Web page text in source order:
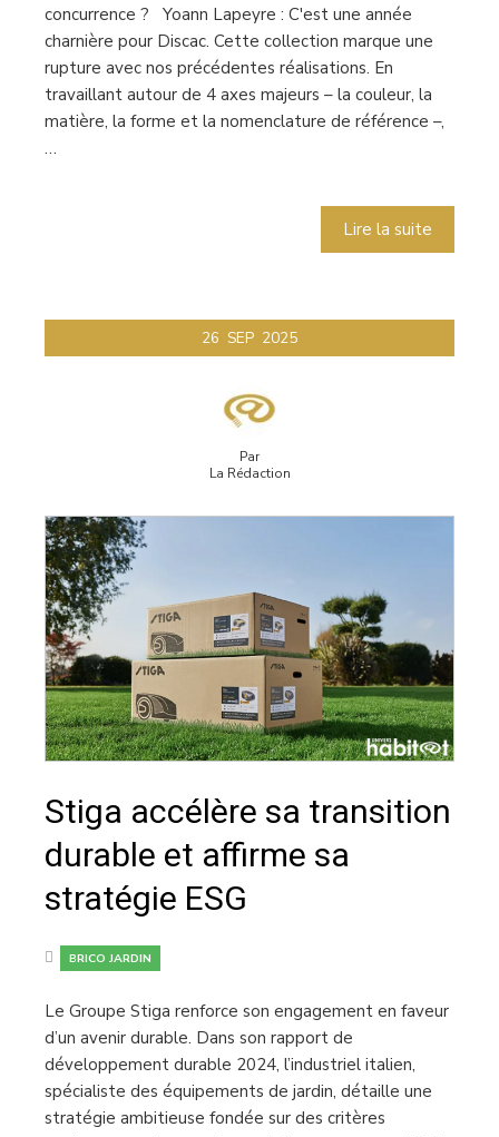
concurrence ? Yoann Lapeyre : C'est une année
charnière pour Discac. Cette collection marque une
rupture avec nos précédentes réalisations. En
travaillant autour de 4 axes majeurs – la couleur, la
matière, la forme et la nomenclature de référence –,
…
Lire la suite
26 SEP 2025
Par
La Rédaction
Stiga accélère sa transition
durable et affirme sa
stratégie ESG
BRICO JARDIN
Le Groupe Stiga renforce son engagement en faveur
d’un avenir durable. Dans son rapport de
développement durable 2024, l’industriel italien,
spécialiste des équipements de jardin, détaille une
stratégie ambitieuse fondée sur des critères